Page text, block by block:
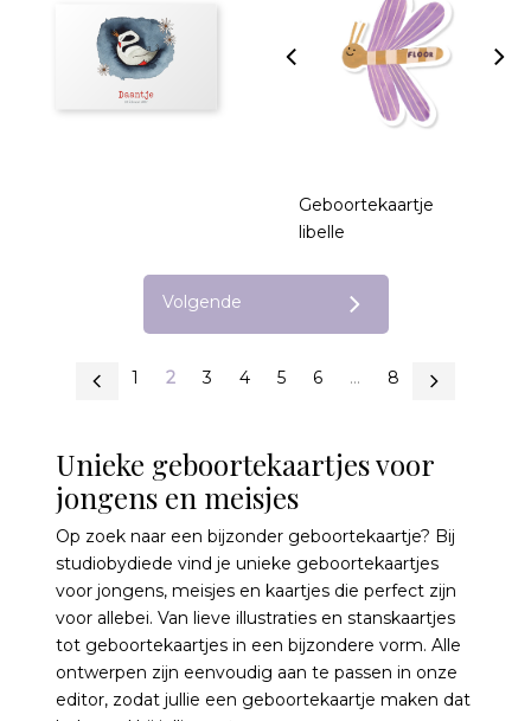
Geboortekaartje
libelle
Volgende
1 2 3 4 5 6 ... 8
Unieke geboortekaartjes voor
jongens en meisjes
Op zoek naar een bijzonder geboortekaartje? Bij
studiobydiede vind je unieke geboortekaartjes
voor jongens, meisjes en kaartjes die perfect zijn
voor allebei. Van lieve illustraties en stanskaartjes
tot geboortekaartjes in een bijzondere vorm. Alle
ontwerpen zijn eenvoudig aan te passen in onze
editor, zodat jullie een geboortekaartje maken dat